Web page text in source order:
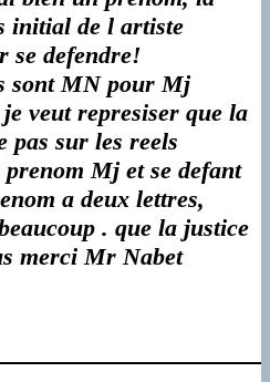
initial de l artiste
se defendre!
sont MN pour Mj
veut represiser que la
pas sur les reels
Mj et se defant
a deux lettres,
. que la justice
merci Mr Nabet